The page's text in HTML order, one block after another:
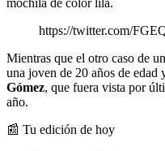
https://twitter.com/
Mientras que el otro caso de
una joven de 20 años de edad
Gómez, que fuera vista por
año.
📰 Tu edición de hoy